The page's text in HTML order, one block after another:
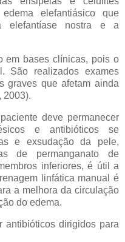
elefantiásico que
elefantíase nostra e a
em bases clínicas, pois o
São realizados exames
graves que afetam ainda
2003).
deve permanecer
e antibióticos se
e exsudação da pele,
de permanganato de
inferiores, é útil a
linfática manual é
a melhora da circulação
do edema.
antibióticos dirigidos para